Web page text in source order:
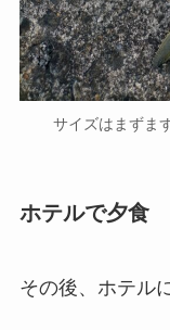
サイズはまずま
ホテルで夕食
その後、ホテル